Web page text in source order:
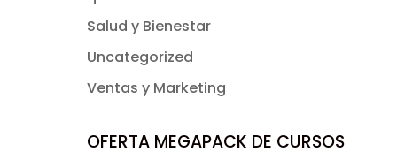
Salud y Bienestar
Uncategorized
Ventas y Marketing
OFERTA MEGAPACK DE CURSOS